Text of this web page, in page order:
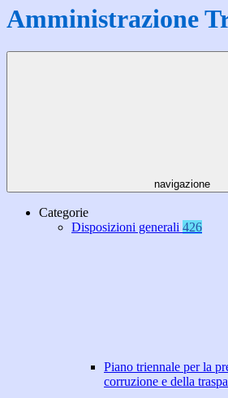
Amministrazione
navigazione
Categorie
Disposizioni generali 426
Piano triennale per la
corruzione e della